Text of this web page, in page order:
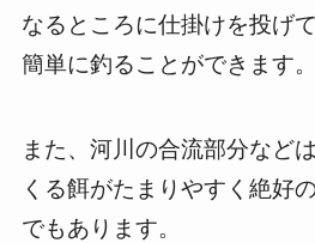
なるところに仕掛けを投げ
簡単に釣ることができます。
また、河川の合流部分など
くる餌がたまりやすく絶好
でもあります。